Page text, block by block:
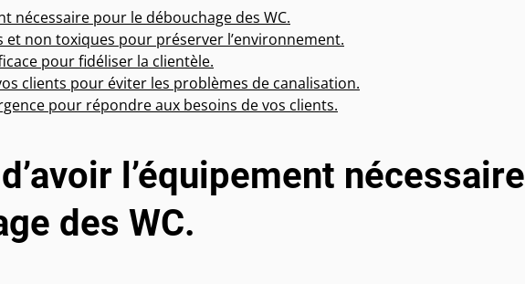
nécessaire pour le débouchage des WC.
non toxiques pour préserver l’environnement.
pour fidéliser la clientèle.
clients pour éviter les problèmes de canalisation.
pour répondre aux besoins de vos clients.
l’équipement nécessaire
des WC.